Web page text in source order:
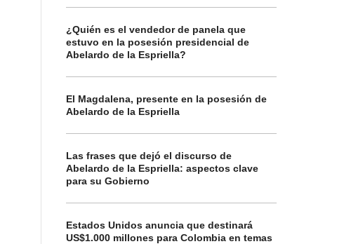
¿Quién es el vendedor de panela que
estuvo en la posesión presidencial de
Abelardo de la Espriella?
El Magdalena, presente en la posesión de
Abelardo de la Espriella
Las frases que dejó el discurso de
Abelardo de la Espriella: aspectos clave
para su Gobierno
Estados Unidos anuncia que destinará
US$1.000 millones para Colombia en temas